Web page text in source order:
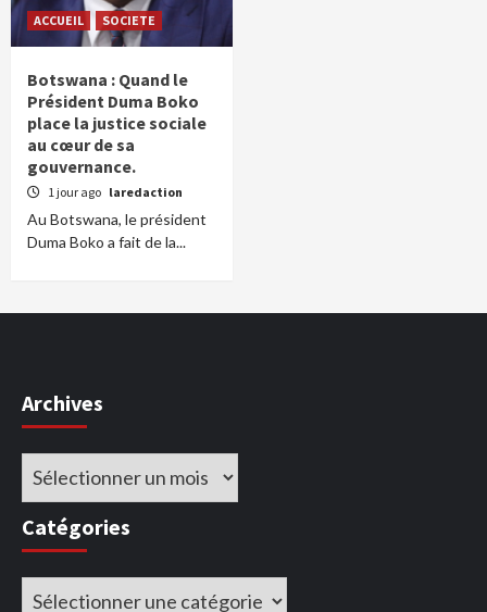
ACCUEIL SOCIETE
Botswana : Quand le
Président Duma Boko
place la justice sociale
au cœur de sa
gouvernance.
1 jour ago laredaction
Au Botswana, le président
Duma Boko a fait de la...
Archives
Archives
Catégories
Catégories